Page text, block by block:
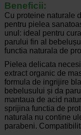
Beneficii:
Cu proteine ​​naturale
pentru pielea
unul: ideal pentru
parului fin al
functia naturala de
Pielea delicata
extract organic de
formula de ingrijire
bebelusului și da
mantaua de acid
sprijina functia de
naturala nu contine
parabeni.